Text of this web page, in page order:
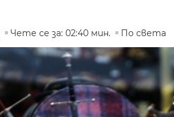
Чете се за: 02:40 мин. По света